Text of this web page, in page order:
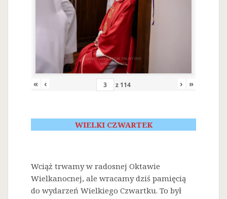
« ‹ z 114 › »
WIELKI CZWARTEK
Wciąż trwamy w radosnej Oktawie
Wielkanocnej, ale wracamy dziś pamięcią
do wydarzeń Wielkiego Czwartku. To był